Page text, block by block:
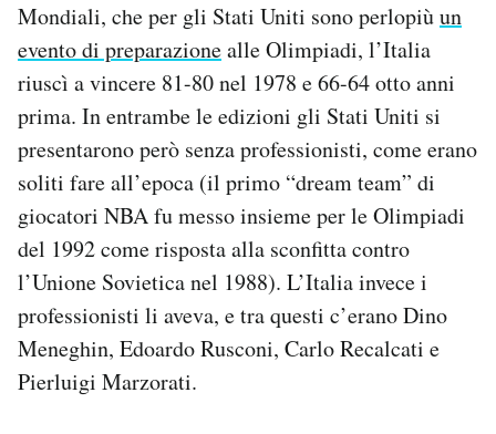
Mondiali, che per gli Stati Uniti sono perlopiùun
evento di preparazionealle Olimpiadi, l’Italia
riuscì a vincere 81-80 nel 1978 e 66-64 otto anni
prima. In entrambe le edizioni gli Stati Uniti si
presentarono però senza professionisti, come erano
soliti fare all’epoca (il primo “dream team” di
giocatori NBA fu messo insieme per le Olimpiadi
del 1992 come risposta alla sconfitta contro
l’Unione Sovietica nel 1988). L’Italia invece i
professionisti li aveva, e tra questi c’erano Dino
Meneghin, Edoardo Rusconi, Carlo Recalcati e
Pierluigi Marzorati.